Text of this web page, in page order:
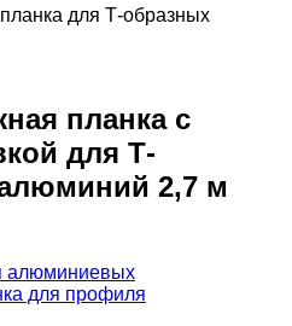
для Т-образных
планка с
для Т-
2,7 м
алюминиевых
для профиля